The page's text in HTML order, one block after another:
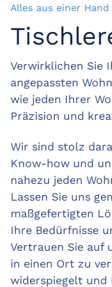
Alles aus einer Hand
Verwirklichen Sie
angepassten
wie jeden Ihrer
Präzision und
Wir sind stolz
Know-how und
nahezu jeden
Lassen Sie uns
maßgefertigten
Ihre Bedürfnisse
Vertrauen Sie auf
in einen Ort zu
widerspiegelt und